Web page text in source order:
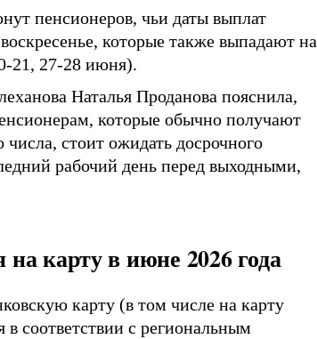
пенсионеров, чьи даты выплат
которые также выпадают на
21, 27-28 июня).
Наталья Проданова пояснила,
которые обычно получают
стоит ожидать досрочного
рабочий день перед выходными,
на карту в июне 2026 года
карту (в том числе на карту
соответствии с региональным